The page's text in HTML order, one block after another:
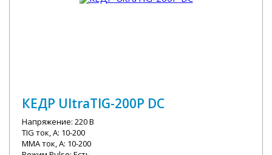
КЕДР UltraTIG-200P DC
Напряжение: 220 В
TIG ток, А: 10-200
MMA ток, А: 10-200